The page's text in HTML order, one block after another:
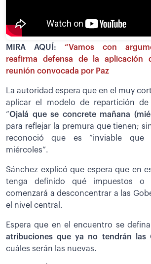
MIRA AQUÍ: “Vamos con
reafirma defensa de la aplicación
reunión convocada por Paz
La autoridad espera que en el muy
aplicar el modelo de repartición de
“Ojalá que se concrete mañana
para reflejar la premura que tienen;
reconoció que es “inviable que
miércoles”.
Sánchez explicó que espera que en
tenga definido qué impuestos o
comenzará a desconcentrar a las
el nivel central.
Espera que en el encuentro se
atribuciones que ya no tendrán las
cuáles serán las nuevas.